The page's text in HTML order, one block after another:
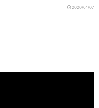
2020/04/07